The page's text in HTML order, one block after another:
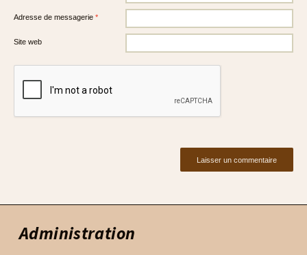
Adresse de messagerie *
Site web
Administration